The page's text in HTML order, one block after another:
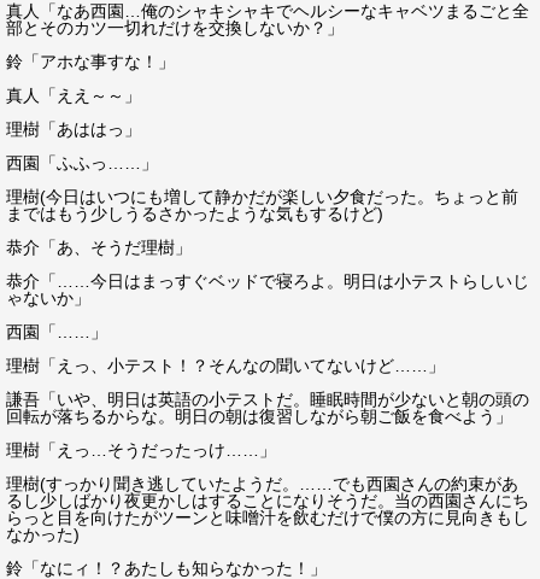
真人「なあ西園…俺のシャキシャキでヘルシーなキャベツまるごと全
部とそのカツ一切れだけを交換しないか？」
鈴「アホな事すな！」
真人「ええ～～」
理樹「あははっ」
西園「ふふっ……」
理樹(今日はいつにも増して静かだが楽しい夕食だった。ちょっと前
まではもう少しうるさかったような気もするけど)
恭介「あ、そうだ理樹」
恭介「……今日はまっすぐベッドで寝ろよ。明日は小テストらしいじ
ゃないか」
西園「……」
理樹「えっ、小テスト！？そんなの聞いてないけど……」
謙吾「いや、明日は英語の小テストだ。睡眠時間が少ないと朝の頭の
回転が落ちるからな。明日の朝は復習しながら朝ご飯を食べよう」
理樹「えっ…そうだったっけ……」
理樹(すっかり聞き逃していたようだ。……でも西園さんの約束があ
るし少しばかり夜更かしはすることになりそうだ。当の西園さんにち
らっと目を向けたがツーンと味噌汁を飲むだけで僕の方に見向きもし
なかった)
鈴「なにィ！？あたしも知らなかった！」